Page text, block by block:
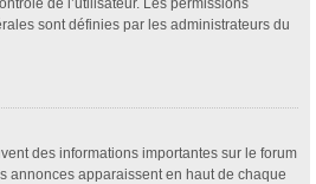
sont définies par les administrateurs du
des informations importantes sur le forum
annonces apparaissent en haut de chaque